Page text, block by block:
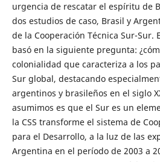
urgencia de rescatar el espíritu de
dos estudios de caso, Brasil y
de la Cooperación Técnica Sur-Sur.
basó en la siguiente pregunta:
colonialidad que caracteriza a los
Sur global, destacando
argentinos y brasileños en el siglo
asumimos es que el Sur es un
la CSS transforme el sistema de
para el Desarrollo, a la luz de las
Argentina en el período de 2003 a